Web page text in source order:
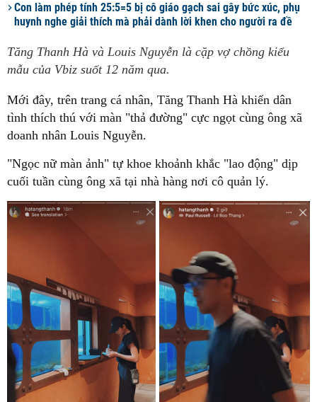
Con làm phép tính 25:5=5 bị cô giáo gạch sai gây bức xúc, phụ
huynh nghe giải thích mà phải dành lời khen cho người ra đề
Tăng Thanh Hà và Louis Nguyễn là cặp vợ chồng kiểu
mẫu của Vbiz suốt 12 năm qua.
Mới đây, trên trang cá nhân, Tăng Thanh Hà khiến dân
tình thích thú với màn "thả đường" cực ngọt cùng ông xã
doanh nhân Louis Nguyễn.
"Ngọc nữ màn ảnh" tự khoe khoảnh khắc "lao động" dịp
cuối tuần cùng ông xã tại nhà hàng nơi cô quản lý.